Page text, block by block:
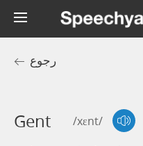
رجوع
Gent /xɛnt/